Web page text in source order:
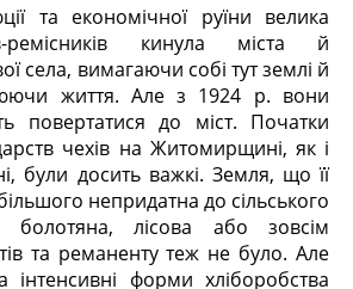
та економічної руїни велика
ремісників кинула міста й
села, вимагаючи собі тут землі й
життя. Але з 1924 р. вони
повертатися до міст. Початки
чехів на Житомирщині, як і
були досить важкі. Земля, що її
непридатна до сільського
болотяна, лісова або зовсім
та реманенту теж не було. Але
інтенсивні форми хліборобства